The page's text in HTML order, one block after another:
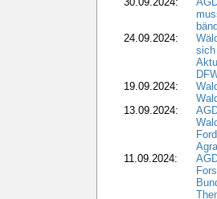
24.09.2024:
sich
19.09.2024:
13.09.2024:
11.09.2024: